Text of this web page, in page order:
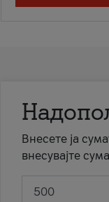
Внесете ја
внесувајте